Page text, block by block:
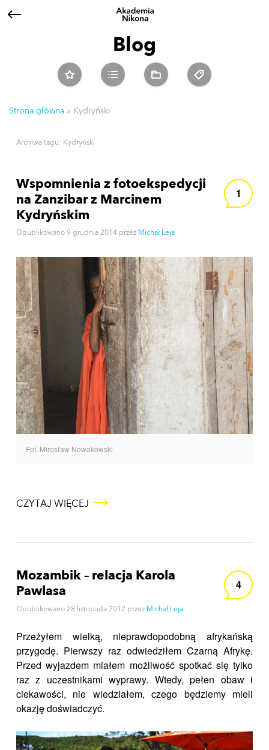
Blog
Strona główna » Kydryński
Archiwa tagu: Kydryński
Wspomnienia z fotoekspedycji
na Zanzibar z Marcinem
Kydryńskim
Opublikowano 9 grudnia 2014 przez Michał Leja
1
Fot. Mirosław Nowakowski
CZYTAJ WIĘCEJ
Mozambik – relacja Karola
Pawlasa
Opublikowano 28 listopada 2012 przez Michał Leja
4
Przeżyłem wielką, nieprawdopodobną afrykańską
przygodę. Pierwszy raz odwiedziłem Czarną Afrykę.
Przed wyjazdem miałem możliwość spotkać się tylko
raz z uczestnikami wyprawy. Wtedy, pełen obaw i
ciekawości, nie wiedziałem, czego będziemy mieli
okazję doświadczyć.